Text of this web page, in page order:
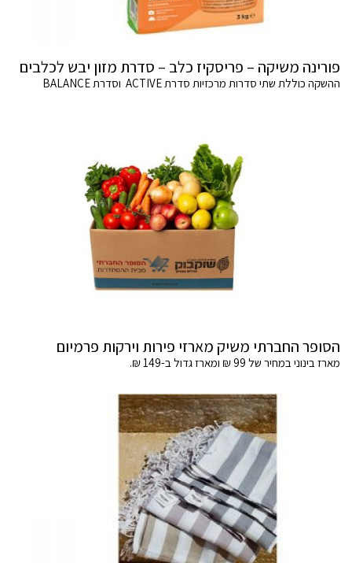
פורינה משיקה – פריסקיז כלב – סדרת מזון יבש לכלבים
ההשקה כוללת שתי סדרות מרכזיות סדרת ACTIVE וסדרת BALANCE
הסופר החברתי משיק מארזי פירות וירקות פרמיום
מארז בינוני במחיר של 99 ₪ ומארז גדול ב-149 ₪.